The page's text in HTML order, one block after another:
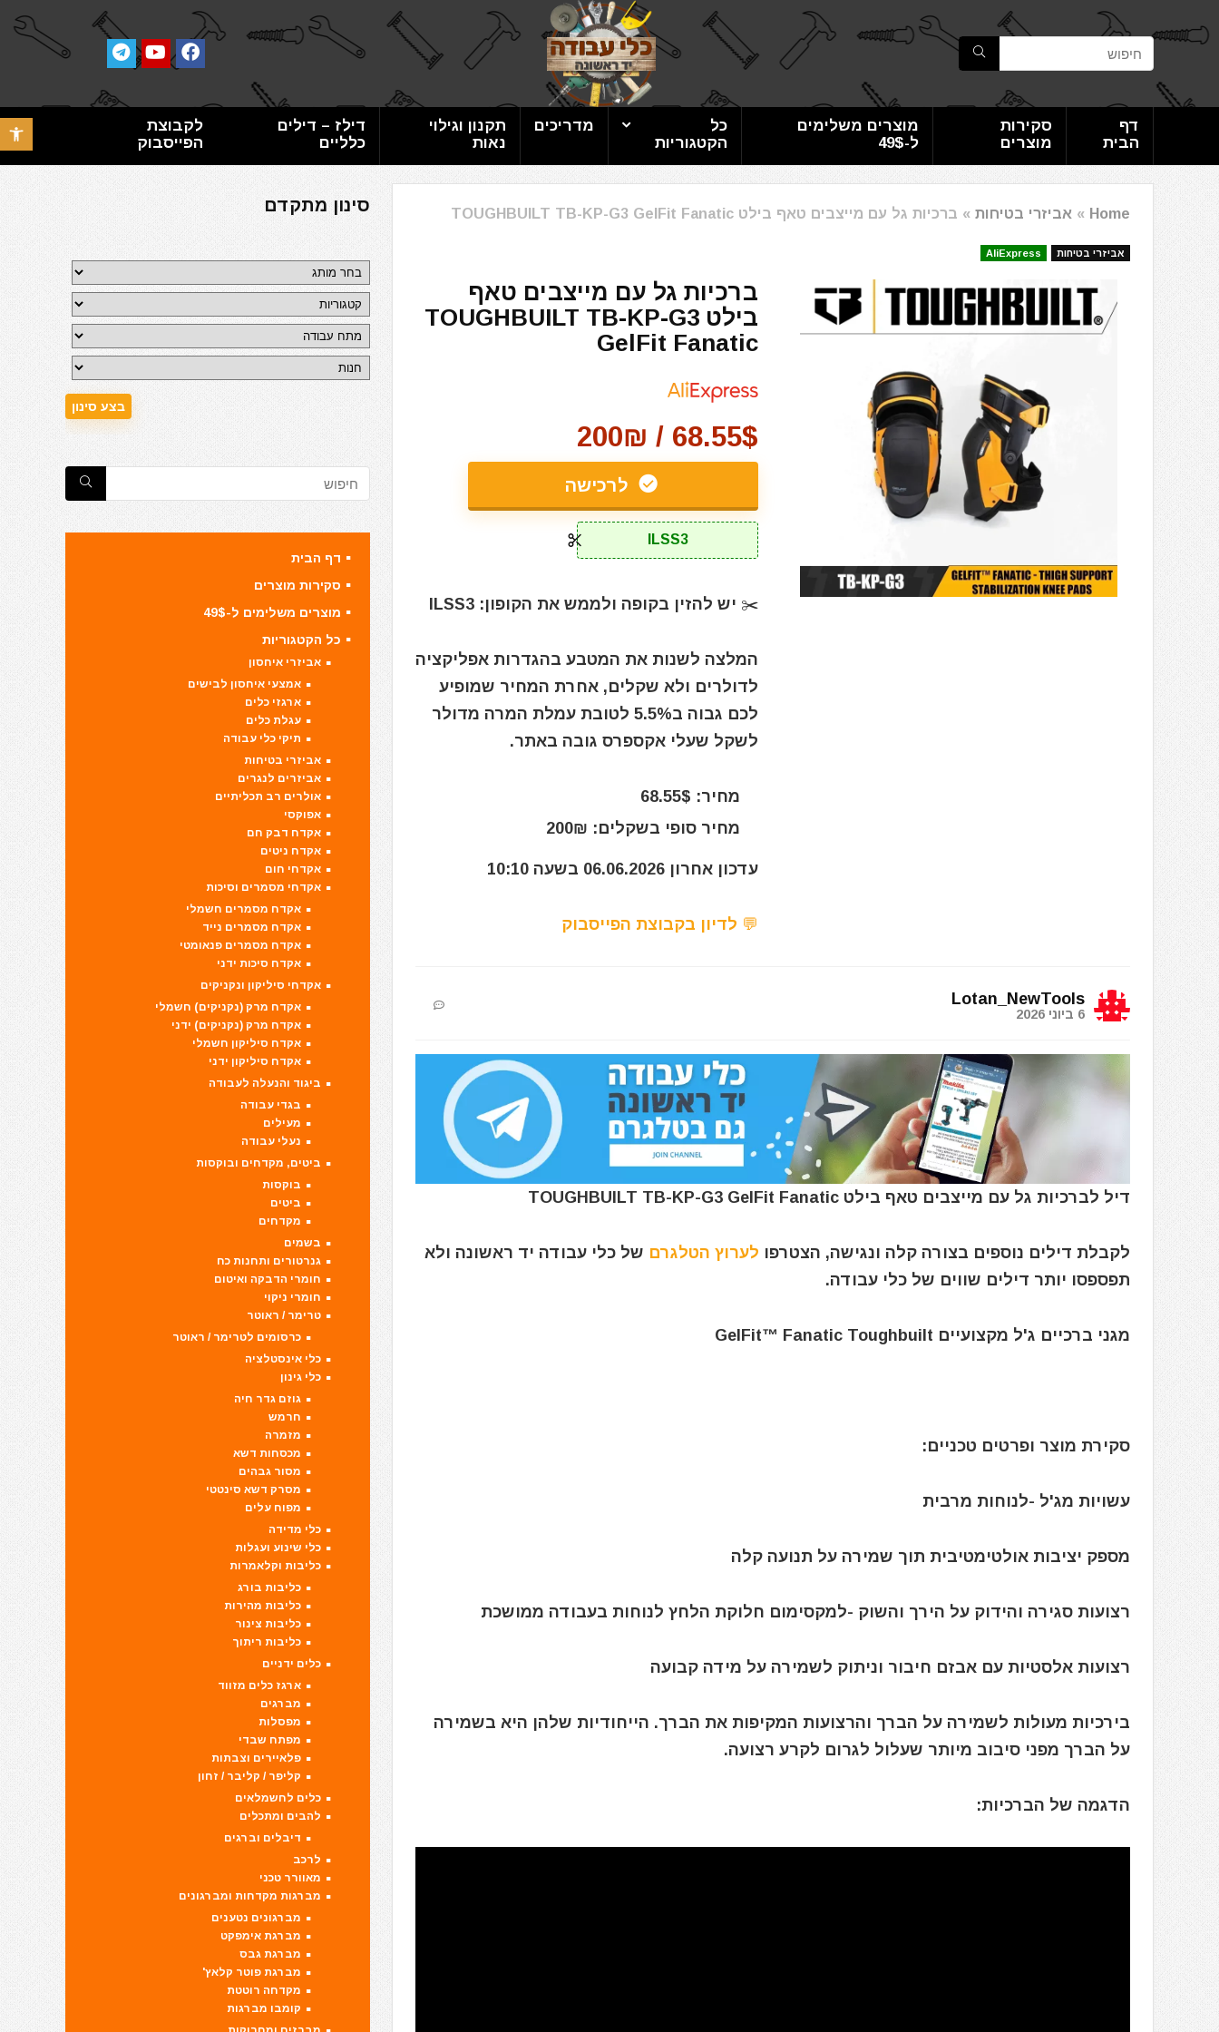
פתח
דף
הבית
סקירות
מוצרים
מוצרים משלימים
ל-49$
כל
הקטגוריות
מדריכים
תקנון וגילוי
נאות
דילז – דילים
כלליים
לקבוצת
הפייסבוק
Home
» אביזרי בטיחות » ברכיות גל עם מייצבים טאף בילט TOUGHBUILT TB-KP-G3 GelFit Fanatic
אביזרי בטיחות AliExpress
ברכיות גל עם מייצבים טאף
בילט TOUGHBUILT TB-KP-G3
GelFit Fanatic
68.55$ / 200₪
לרכישה
ILSS3
✂️ יש להזין בקופה ולממש את הקופון: ILSS3
המלצה לשנות את המטבע בהגדרות אפליקציה
לדולרים ולא שקלים, אחרת המחיר שמופיע
לכם גבוה ב5.5% לטובת עמלת המרה מדולר
לשקל שעלי אקספרס גובה באתר.
מחיר: 68.55$
מחיר סופי בשקלים: 200₪
עדכון אחרון 06.06.2026 בשעה 10:10
💬 לדיון בקבוצת הפייסבוק
Lotan_NewTools
6 ביוני 2026
דיל לברכיות גל עם מייצבים טאף בילט TOUGHBUILT TB-KP-G3 GelFit Fanatic
לקבלת דילים נוספים בצורה קלה ונגישה, הצטרפו לערוץ הטלגרם של כלי עבודה יד ראשונה ולא
תפספסו יותר דילים שווים של כלי עבודה.
מגני ברכיים ג'ל מקצועיים GelFit™ Fanatic Toughbuilt
סקירת מוצר ופרטים טכניים:
עשויות מג'ל -לנוחות מרבית
מספק יציבות אולטימטיבית תוך שמירה על תנועה קלה
רצועות סגירה והידוק על הירך והשוק -למקסימום חלוקת הלחץ לנוחות בעבודה ממושכת
רצועות אלסטיות עם אבזם חיבור וניתוק לשמירה על מידה קבועה
בירכיות מעולות לשמירה על הברך והרצועות המקיפות את הברך. הייחודיות שלהן היא בשמירה
על הברך מפני סיבוב מיותר שעלול לגרום לקרע רצועה.
הדגמה של הברכיות:
סינון מתקדם
דף הבית
סקירות מוצרים
מוצרים משלימים ל-49$
כל הקטגוריות
אביזרי איחסון
אמצעי איחסון לבישים
ארגזי כלים
עגלת כלים
תיקי כלי עבודה
אביזרי בטיחות
אביזרים לנגרים
אולרים רב תכליתיים
אפוקסי
אקדח דבק חם
אקדח ניטים
אקדחי חום
אקדחי מסמרים וסיכות
אקדח מסמרים חשמלי
אקדח מסמרים נייד
אקדח מסמרים פנאומטי
אקדח סיכות ידני
אקדחי סיליקון ונקניקים
אקדח מרק (נקניקים) חשמלי
אקדח מרק (נקניקים) ידני
אקדח סיליקון חשמלי
אקדח סיליקון ידני
ביגוד והנעלה לעבודה
בגדי עבודה
מעילים
נעלי עבודה
ביטים, מקדחים ובוקסות
בוקסות
ביטים
מקדחים
בשמים
גנרטורים ותחנות כח
חומרי הדבקה ואיטום
חומרי ניקוי
טרימר / ראוטר
כרסומים לטרימר / ראוטר
כלי אינסטלציה
כלי גינון
גוזם גדר חיה
חרמש
מזמרה
מכסחות דשא
מסור גבהים
מסרק דשא סינטטי
מפוח עלים
כלי מדידה
כלי שינוע ועגלות
כליבות וקלאמרות
כליבות בורג
כליבות מהירות
כליבות צינור
כליבות ריתוך
כלים ידניים
ארגז כלים מזווד
מברגים
מפסלות
מפתח שבדי
פלאיירים וצבתות
קליפר / קליבר / זחון
כלים לחשמלאים
להבים ומתכלים
דיבלים וברגים
לרכב
מאוורר טכני
מברגות מקדחות ומברגונים
מברגונים נטענים
מברגת אימפקט
מברגת גבס
מברגת פוטר קלאץ'
מקדחה רוטטת
קומבו מברגות